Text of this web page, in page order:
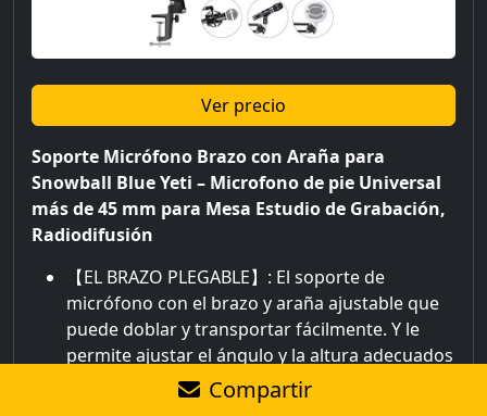
Ver precio
Soporte Micrófono Brazo con Araña para
Snowball Blue Yeti – Microfono de pie Universal
más de 45 mm para Mesa Estudio de Grabación,
Radiodifusión
【EL BRAZO PLEGABLE】: El soporte de
micrófono con el brazo y araña ajustable que
puede doblar y transportar fácilmente. Y le
permite ajustar el ángulo y la altura adecuados
para mostrar su voz perfecta. El cabezal con
rotación de 360 grados, gran rango de
Compartir